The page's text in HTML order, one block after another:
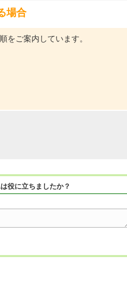
場合
をご案内しています。
役に立ちましたか？